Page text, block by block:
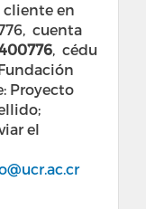
cliente en
cuenta
, cédu
Proyecto
el